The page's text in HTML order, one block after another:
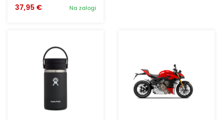
Na zalogi
37,95 €